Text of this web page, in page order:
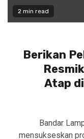
2 min read
Berikan
Atap
Bandar
mensukseskan